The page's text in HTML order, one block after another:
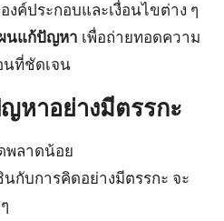
งค์ประกอบและเงื่อนไขต่าง ๆ
นแก้ปัญหา เพื่อถ่ายทอดความ
นที่ชัดเจน
หาอย่างมีตรรกะ
พลาดน้อย
นกับการคิดอย่างมีตรรกะ จะ